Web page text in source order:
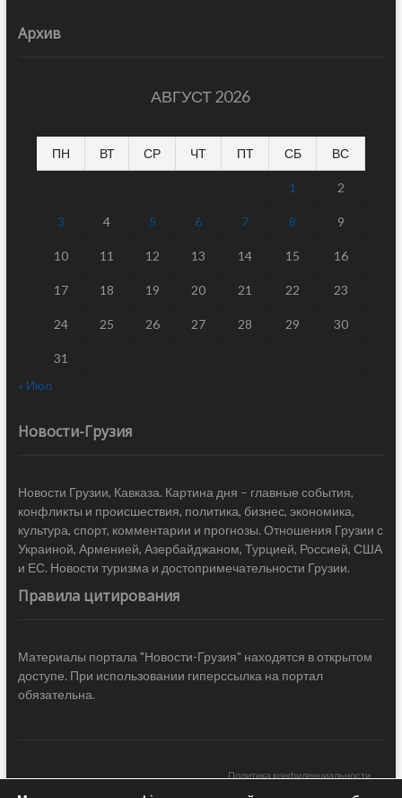
Архив
АВГУСТ 2026
ПН ВТ СР ЧТ ПТ СБ ВС
1 2
3 4 5 6 7 8 9
10 11 12 13 14 15 16
17 18 19 20 21 22 23
24 25 26 27 28 29 30
31
« Июл
Новости-Грузия
Новости Грузии, Кавказа. Картина дня – главные события,
конфликты и происшествия, политика, бизнес, экономика,
культура, спорт, комментарии и прогнозы. Отношения Грузии с
Украиной, Арменией, Азербайджаном, Турцией, Россией, США
и ЕС. Новости туризма и достопримечательности Грузии.
Правила цитирования
Материалы портала "Новости-Грузия" находятся в открытом
доступе. При использовании гиперссылка на портал
обязательна.
Политика конфиденциальности